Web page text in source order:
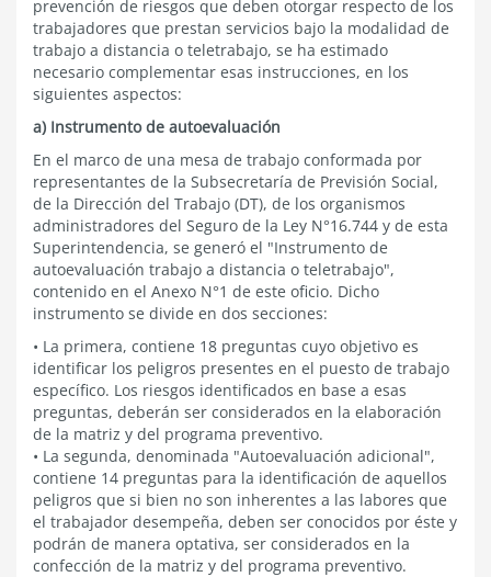
prevención de riesgos que deben otorgar respecto de los
trabajadores que prestan servicios bajo la modalidad de
trabajo a distancia o teletrabajo, se ha estimado
necesario complementar esas instrucciones, en los
siguientes aspectos:
a) Instrumento de autoevaluación
En el marco de una mesa de trabajo conformada por
representantes de la Subsecretaría de Previsión Social,
de la Dirección del Trabajo (DT), de los organismos
administradores del Seguro de la Ley N°16.744 y de esta
Superintendencia, se generó el "Instrumento de
autoevaluación trabajo a distancia o teletrabajo",
contenido en el Anexo N°1 de este oficio. Dicho
instrumento se divide en dos secciones:
• La primera, contiene 18 preguntas cuyo objetivo es
identificar los peligros presentes en el puesto de trabajo
específico. Los riesgos identificados en base a esas
preguntas, deberán ser considerados en la elaboración
de la matriz y del programa preventivo.
• La segunda, denominada "Autoevaluación adicional",
contiene 14 preguntas para la identificación de aquellos
peligros que si bien no son inherentes a las labores que
el trabajador desempeña, deben ser conocidos por éste y
podrán de manera optativa, ser considerados en la
confección de la matriz y del programa preventivo.